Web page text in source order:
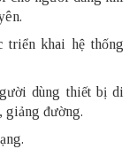
triển khai hệ thống
dùng thiết bị di
giảng đường.